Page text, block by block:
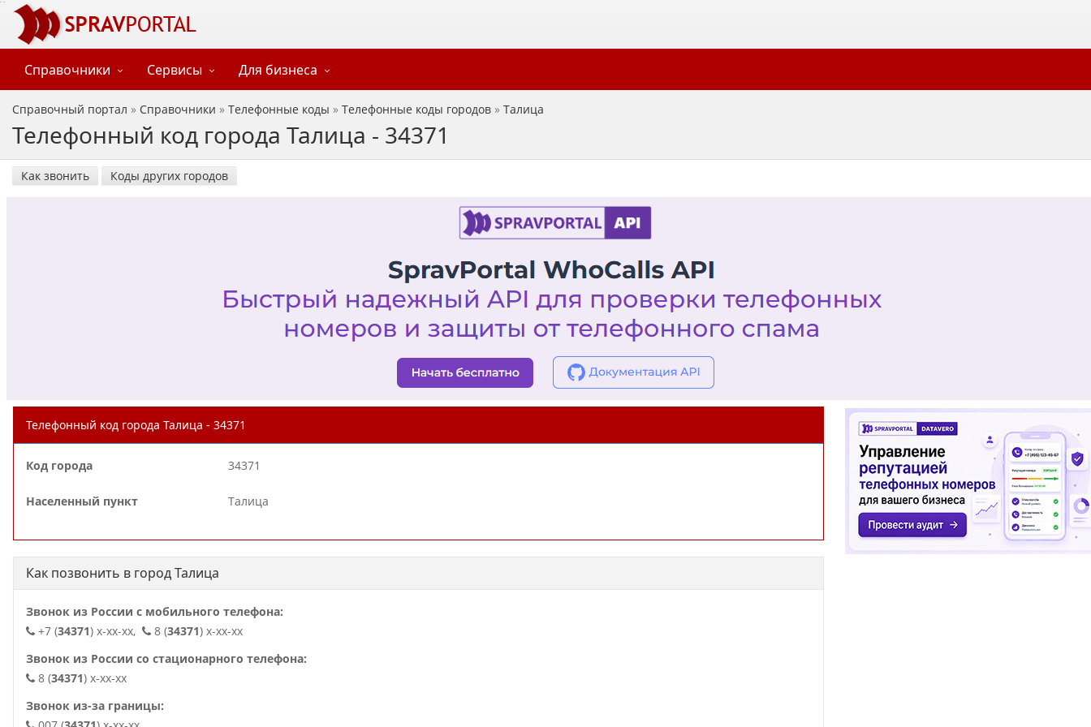
Справочники Сервисы Для бизнеса
Справочный портал » Справочники » Телефонные коды » Телефонные коды городов » Талица
Телефонный код города Талица - 34371
Как звонить Коды других городов
Телефонный код города Талица - 34371
Код города 34371
Населенный пункт Талица
Как позвонить в город Талица
Звонок из России с мобильного телефона:
+7 (34371) x-xx-xx, 8 (34371) x-xx-xx
Звонок из России со стационарного телефона:
8 (34371) x-xx-xx
Звонок из-за границы: